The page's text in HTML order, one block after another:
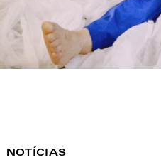
NOTÍCIAS